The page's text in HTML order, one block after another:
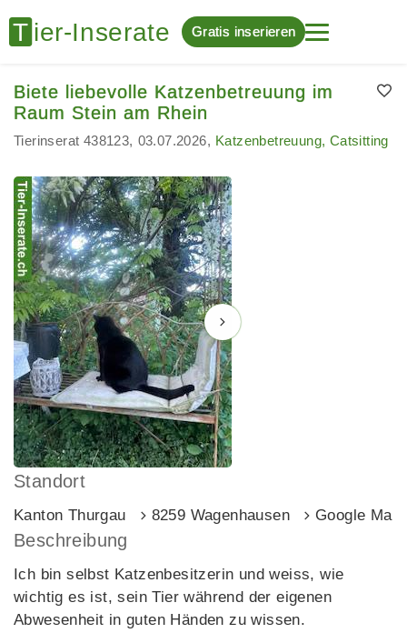
Gratis inserieren
Biete liebevolle Katzenbetreuung im
Raum Stein am Rhein
Tierinserat 438123 03.07.2026 Katzenbetreuung, Catsitting
Standort
Kanton Thurgau 8259 Wagenhausen Google
Beschreibung
Ich bin selbst Katzenbesitzerin und weiss, wie
wichtig es ist, sein Tier während der eigenen
Abwesenheit in guten Händen zu wissen.